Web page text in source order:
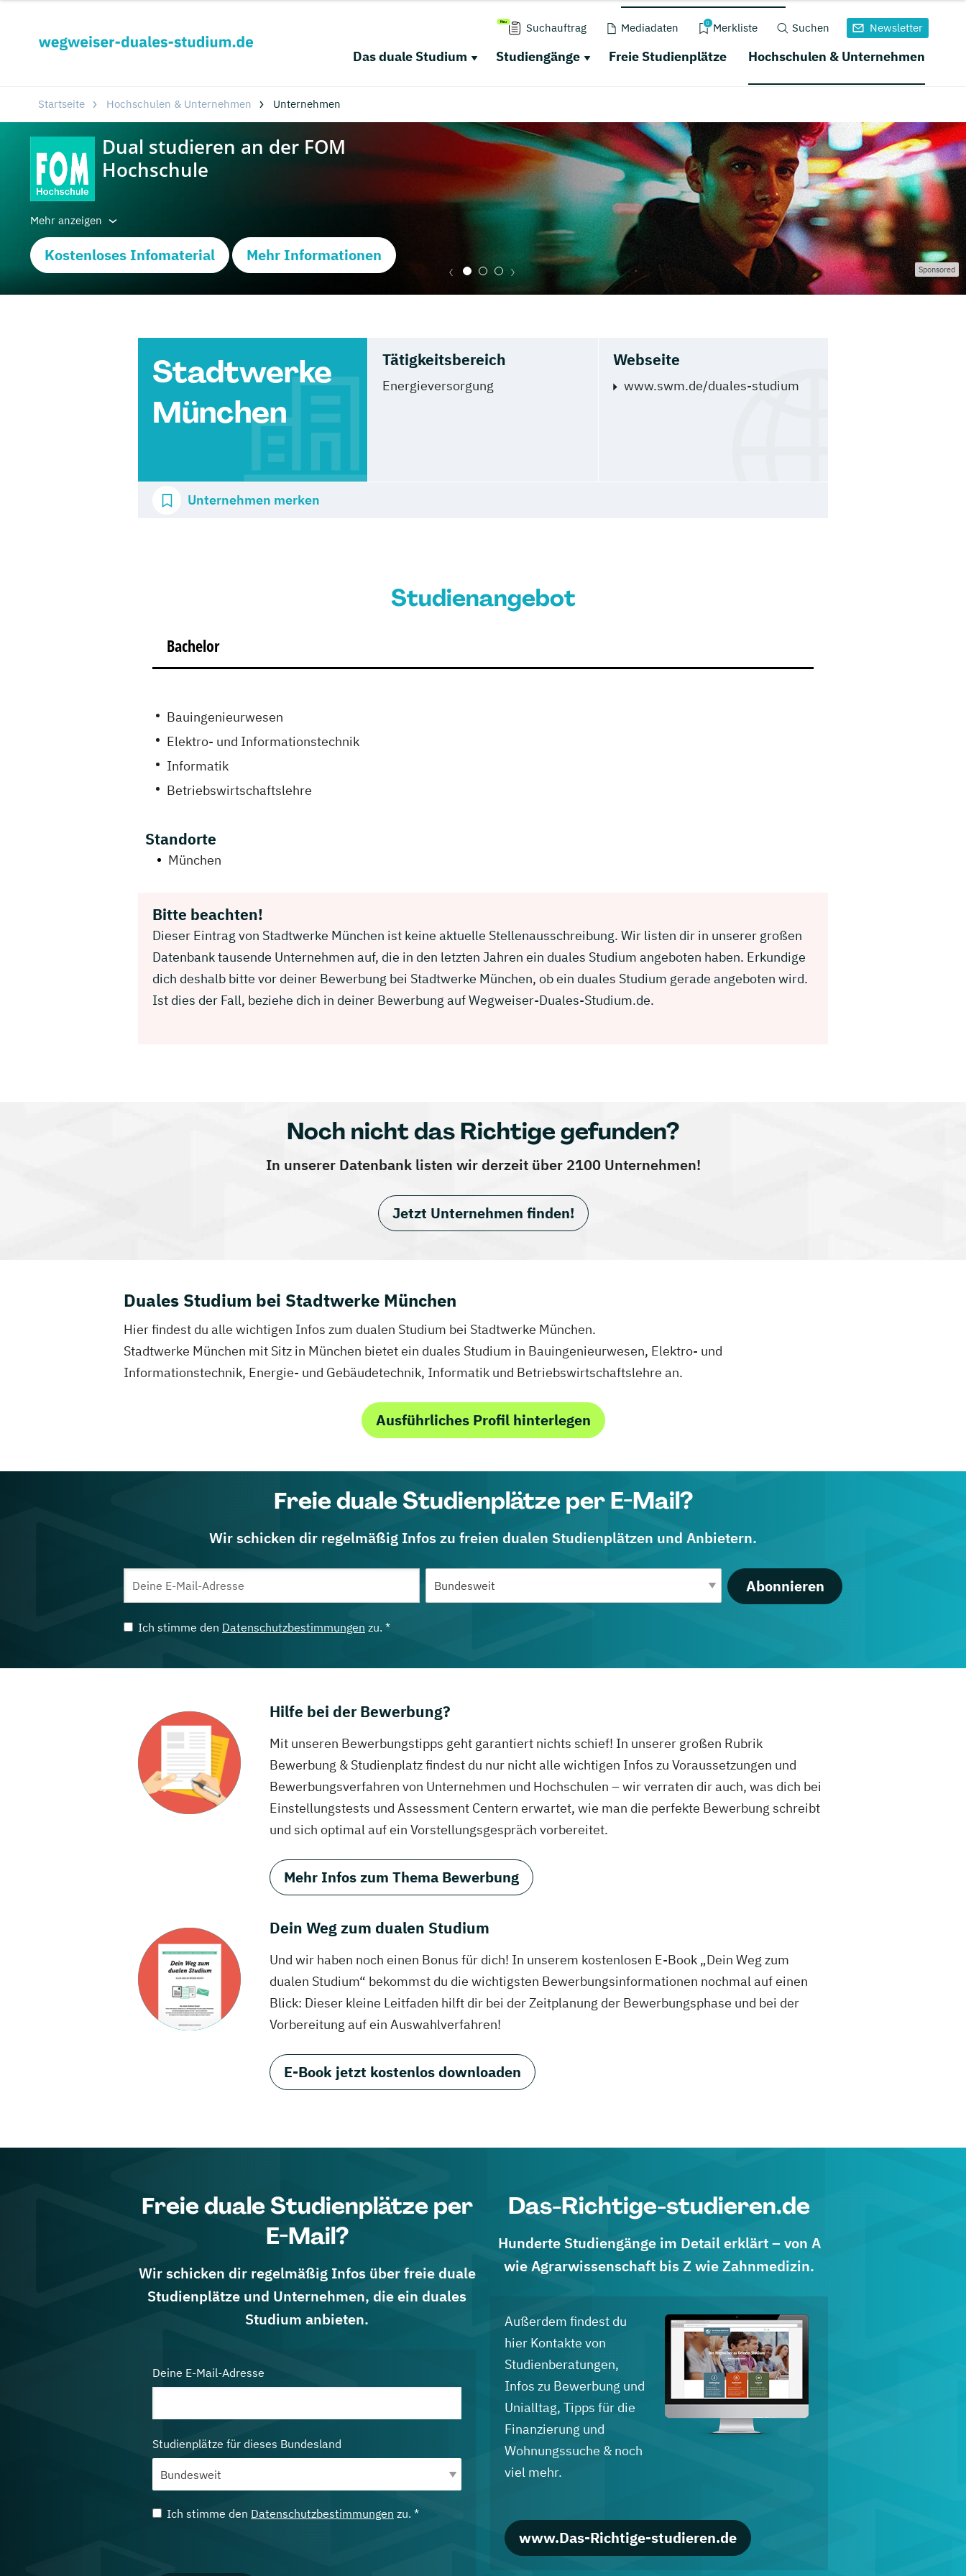
Suchauftrag Mediadaten 0 Merkliste Suchen Newsletter
Das duale Studium Studiengänge Freie Studienplätze Hochschulen & Unternehmen
Startseite Hochschulen & Unternehmen Unternehmen
Mehr anzeigen
Kostenloses Infomaterial Mehr Informationen
Sponsored
Stadtwerke
München
Tätigkeitsbereich
Energieversorgung
Webseite
www.swm.de/duales-studium
Unternehmen merken
Studienangebot
Bachelor
Bauingenieurwesen
Elektro- und Informationstechnik
Informatik
Betriebswirtschaftslehre
Standorte
München
Bitte beachten!
Dieser Eintrag von Stadtwerke München ist keine aktuelle Stellenausschreibung. Wir listen dir in unserer großen
Datenbank tausende Unternehmen auf, die in den letzten Jahren ein duales Studium angeboten haben. Erkundige
dich deshalb bitte vor deiner Bewerbung bei Stadtwerke München, ob ein duales Studium gerade angeboten wird.
Ist dies der Fall, beziehe dich in deiner Bewerbung auf Wegweiser-Duales-Studium.de.
Noch nicht das Richtige gefunden?
In unserer Datenbank listen wir derzeit über 2100 Unternehmen!
Jetzt Unternehmen finden!
Duales Studium bei Stadtwerke München
Hier findest du alle wichtigen Infos zum dualen Studium bei Stadtwerke München.
Stadtwerke München mit Sitz in München bietet ein duales Studium in Bauingenieurwesen, Elektro- und
Informationstechnik, Energie- und Gebäudetechnik, Informatik und Betriebswirtschaftslehre an.
Ausführliches Profil hinterlegen
Freie duale Studienplätze per E-Mail?
Wir schicken dir regelmäßig Infos zu freien dualen Studienplätzen und Anbietern.
Abonnieren
Ich stimme den Datenschutzbestimmungen zu. *
Hilfe bei der Bewerbung?
Mit unseren Bewerbungstipps geht garantiert nichts schief! In unserer großen Rubrik
Bewerbung & Studienplatz findest du nur nicht alle wichtigen Infos zu Voraussetzungen und
Bewerbungsverfahren von Unternehmen und Hochschulen – wir verraten dir auch, was dich bei
Einstellungstests und Assessment Centern erwartet, wie man die perfekte Bewerbung schreibt
und sich optimal auf ein Vorstellungsgespräch vorbereitet.
Mehr Infos zum Thema Bewerbung
Dein Weg zum dualen Studium
Und wir haben noch einen Bonus für dich! In unserem kostenlosen E-Book „Dein Weg zum
dualen Studium“ bekommst du die wichtigsten Bewerbungsinformationen nochmal auf einen
Blick: Dieser kleine Leitfaden hilft dir bei der Zeitplanung der Bewerbungsphase und bei der
Vorbereitung auf ein Auswahlverfahren!
E-Book jetzt kostenlos downloaden
Freie duale Studienplätze per
E-Mail?
Wir schicken dir regelmäßig Infos über freie duale
Studienplätze und Unternehmen, die ein duales
Studium anbieten.
Deine E-Mail-Adresse
Studienplätze für dieses Bundesland
Ich stimme den Datenschutzbestimmungen zu. *
Das-Richtige-studieren.de
Hunderte Studiengänge im Detail erklärt – von A
wie Agrarwissenschaft bis Z wie Zahnmedizin.
Außerdem findest du
hier Kontakte von
Studienberatungen,
Infos zu Bewerbung und
Unialltag, Tipps für die
Finanzierung und
Wohnungssuche & noch
viel mehr.
www.Das-Richtige-studieren.de